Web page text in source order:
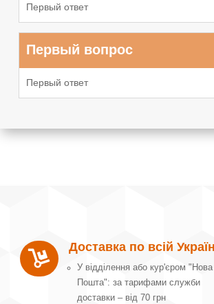
Первый ответ
Первый вопрос
Первый ответ

Доставка по всій
У відділення або кур'єром "Нова
Пошта": за тарифами служби
доставки – від 70 грн